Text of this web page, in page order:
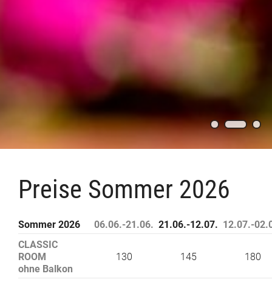
Preise Sommer 2026
Sommer 2026 06.06.-21.06. 21.06.-12.07. 12.07.-
CLASSIC
ROOM
ohne Balkon
130 145 180